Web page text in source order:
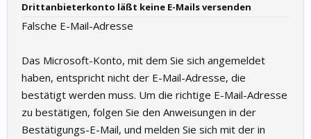
Drittanbieterkonto läßt keine E-Mails versenden
Falsche E-Mail-Adresse
Das Microsoft-Konto, mit dem Sie sich angemeldet
haben, entspricht nicht der E-Mail-Adresse, die
bestätigt werden muss. Um die richtige E-Mail-Adresse
zu bestätigen, folgen Sie den Anweisungen in der
Bestätigungs-E-Mail, und melden Sie sich mit der in